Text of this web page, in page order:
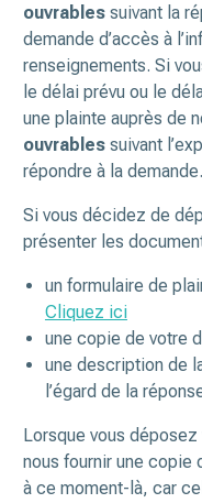
ouvrablessuivant la
demande d’accès à
renseignements. Si
le délai prévu ou le
une plainte auprès de
ouvrablessuivant
répondre à la demande.
Si vous décidez de
présenter les
un formulaire de
Cliquez ici
une copie de votre
une description de
l’égard de la
Lorsque vous
nous fournir une copie
à ce moment-là, car